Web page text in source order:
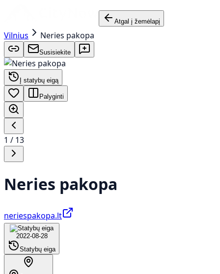
Atgal į žemėlapį
Vilnius Neries pakopa
Susisiekite
Į statybų eigą
Palyginti
1 / 13
Neries pakopa
neriespakopa.lt
2022-08-28
Statybų eiga